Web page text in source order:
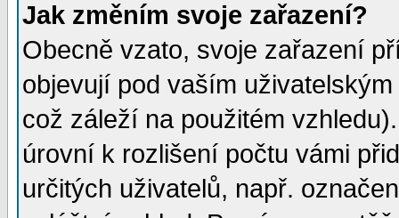
Jak změním svoje zařazení?
Obecně vzato, svoje zařazení
objevují pod vaším
což záleží na použitém
úrovní k rozlišení počtu vámi
určitých uživatelů, např.